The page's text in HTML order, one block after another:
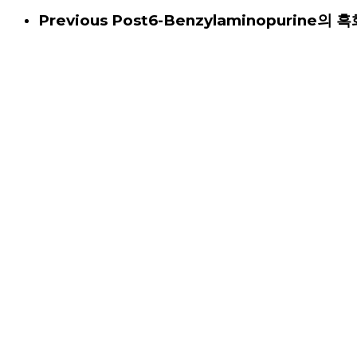
Previous Post6-Benzylaminopurine의 흑